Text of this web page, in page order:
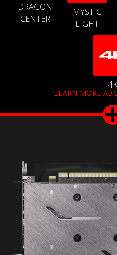
DRAGON
CENTER
MYSTIC
LIGHT
LEARN MORE